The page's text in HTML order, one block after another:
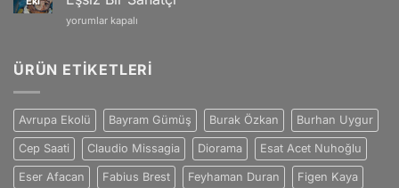
Dünyası
için
Değiştiren
Dahi
Yaratıcılık
Oskar
Derinliklerle
Bir
Sanatçı
için
yorumlar kapalı
ÜRÜN ETIKETLERI
Avrupa Ekolü Bayram Gümüş Burak Özkan Burhan Uygur
Cep Saati Claudio Missagia Diorama Esat Acet Nuhoğlu
Eser Afacan Fabius Brest Feyhaman Duran Figen Kaya